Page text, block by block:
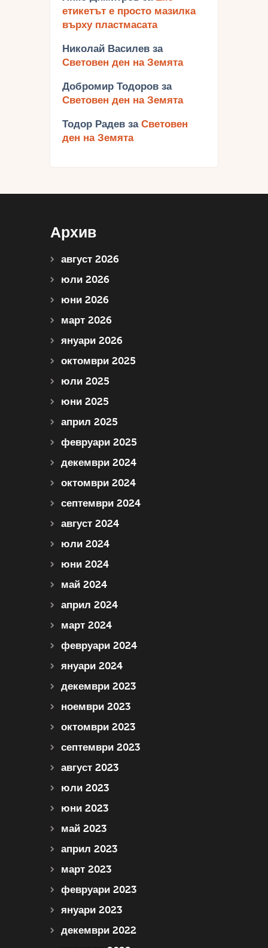
етикетът е просто мазилка
върху пластмасата
Николай Василев за
Световен ден на Земята
Добромир Тодоров за
Световен ден на Земята
Тодор Радев за Световен
ден на Земята
Архив
август 2026
юли 2026
юни 2026
март 2026
януари 2026
октомври 2025
юли 2025
юни 2025
април 2025
февруари 2025
декември 2024
октомври 2024
септември 2024
август 2024
юли 2024
юни 2024
май 2024
април 2024
март 2024
февруари 2024
януари 2024
декември 2023
ноември 2023
октомври 2023
септември 2023
август 2023
юли 2023
юни 2023
май 2023
април 2023
март 2023
февруари 2023
януари 2023
декември 2022